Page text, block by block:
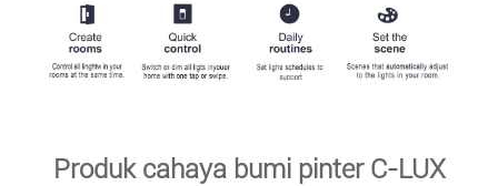
Produk cahaya bumi pinter C-LUX